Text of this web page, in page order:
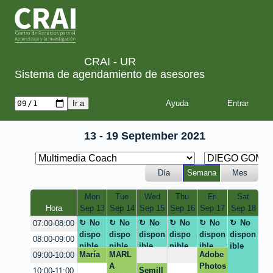
CRAI - UR
Sistema de agendamiento de asesores
Ayuda
13 - 19 September 2021
Día Semana Mes
Hora
Mon
Sep 13
Tue
Sep 14
Wed
Sep 15
Thu
Sep 16
Fri
Sep 17
Sat
Sep 18
07:00-08:00
No
dispo
nible
No
dispo
nible
No
dispon
ible
No
dispo
nible
No
dispon
ible
No
dispon
ible
08:00-09:00
09:00-10:00
María
Paula
MARL
A
Adobe
Photos
Semill